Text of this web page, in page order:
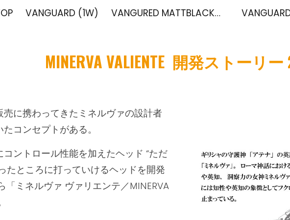
Skip to main content Skip to
VANGUARD (1W) VANGURED MATTBLACK【NEW】
MINERVA VALIENTE 開発ストーリー
に携わってきたミネルヴァの設計者
コンセプトがある。
コントロール性能を加えたヘッド “ただ
たところに打っていけるヘッドを開発
「ミネルヴァ ヴァリエンテ／MINERVA